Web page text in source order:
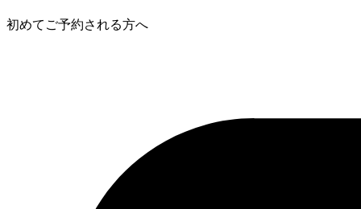
初めてご予約される方へ